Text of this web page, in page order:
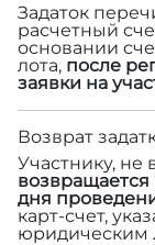
Задаток
расчетный
основании
лота, после
заявки на
Возврат
Участнику, не
возвращается
дня
карт-счет,
юридическим